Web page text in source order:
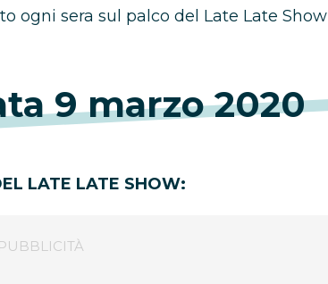
ogni sera sul palco del Late Late Show
9 marzo 2020
LATE LATE SHOW: